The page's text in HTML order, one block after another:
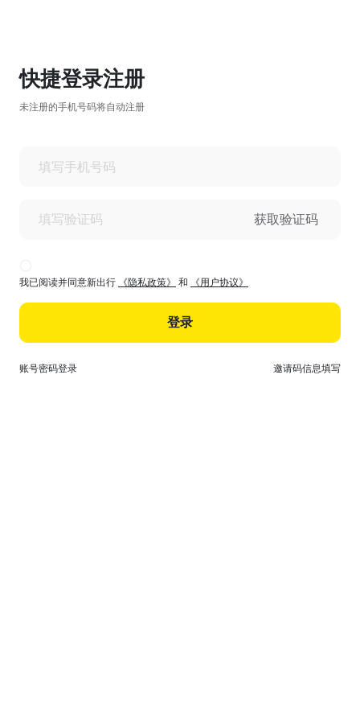
快捷登录注册
未注册的手机号码将自动注册
获取验证码
我已阅读并同意新出行 《隐私政策》 和 《用户协议》
登录
账号密码登录 邀请码信息填写